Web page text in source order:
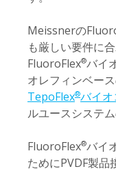
Meissnerの
も厳しい要件に
FluoroFlex®バイ
オレフィンベー
TepoFlex®バイ
ルユースシステ
FluoroFlex®バイ
ためにPVDF製品